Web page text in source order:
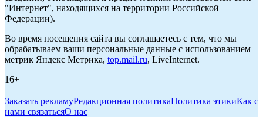
"Интернет", находящихся на территории Российской
Федерации).
Во время посещения сайта вы соглашаетесь с тем, что мы
обрабатываем ваши персональные данные с использованием
метрик Яндекс Метрика, top.mail.ru, LiveInternet.
16+
Заказать рекламуРедакционная политикаПолитика этикиКак с
нами связатьсяО нас